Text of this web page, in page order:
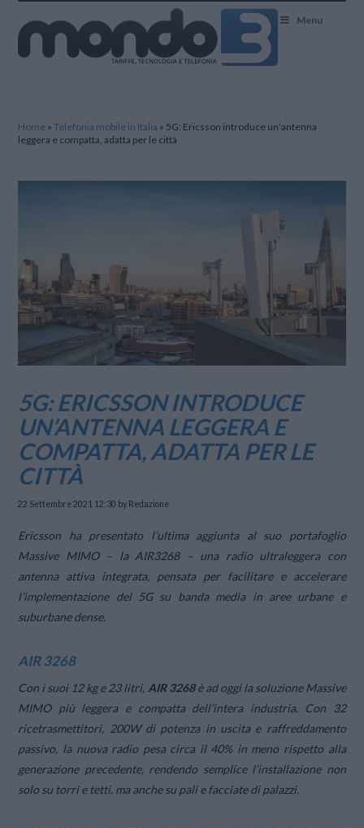
Menu
Home »Telefonia mobile in Italia » 5G: Ericsson introduce un’antenna
leggera e compatta, adatta per le città
5G: ERICSSON INTRODUCE
UN’ANTENNA LEGGERA E
COMPATTA, ADATTA PER LE
CITTÀ
22 Settembre 2021 12:30 by Redazione
Ericsson ha presentato l’ultima aggiunta al suo portafoglio
Massive MIMO – la AIR3268 – una radio ultraleggera con
antenna attiva integrata, pensata per facilitare e accelerare
l’implementazione del 5G su banda media in aree urbane e
suburbane dense.
AIR 3268
Con i suoi 12 kg e 23 litri, AIR 3268è ad oggi la soluzione Massive
MIMO più leggera e compatta dell’intera industria. Con 32
ricetrasmettitori, 200W di potenza in uscita e raffreddamento
passivo, la nuova radio pesa circa il 40% in meno rispetto alla
generazione precedente, rendendo semplice l’installazione non
solo su torri e tetti, ma anche su pali e facciate di palazzi.